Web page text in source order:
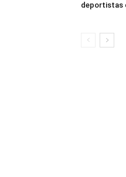
deportistas